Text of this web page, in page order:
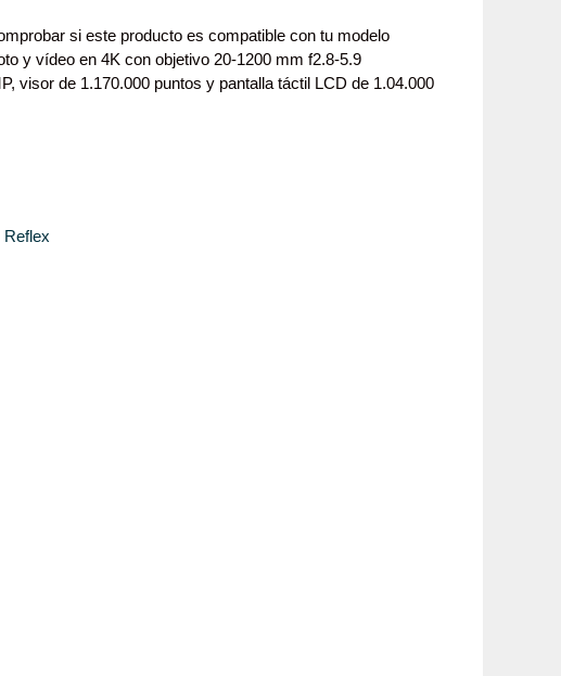
si este producto es compatible con tu modelo
y vídeo en 4K con objetivo 20-1200 mm f2.8-5.9
visor de 1.170.000 puntos y pantalla táctil LCD de 1.04.000